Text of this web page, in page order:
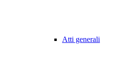
Atti generali